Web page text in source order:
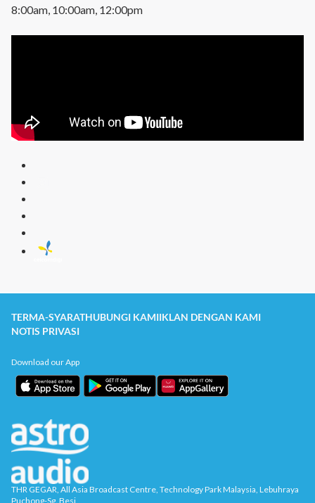
8:00am, 10:00am, 12:00pm
TERMA-SYARATHUBUNGI KAMIIKLAN DENGAN KAMI
NOTIS PRIVASI
THR GEGAR, All Asia Broadcast Centre, Technology Park Malaysia, Lebuhraya
Puchong-Sg. Besi,
Download our App